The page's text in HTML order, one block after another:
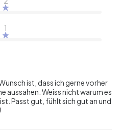
1
ist, dass ich gerne vorher
aussahen. Weiss nicht warum es
Passt gut, fühlt sich gut an und